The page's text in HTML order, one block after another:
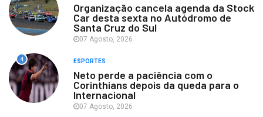
Organização cancela agenda da Stock
Car desta sexta no Autódromo de
Santa Cruz do Sul
07 Agosto, 2026
4 ESPORTES
Neto perde a paciência com o
Corinthians depois da queda para o
Internacional
07 Agosto, 2026